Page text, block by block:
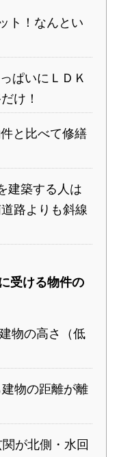
ト！なんとい
ぱいにＬＤＫ
け！
と比べて修繕
建築する人は
路よりも斜線
受ける物件の
物の高さ（低
物の距離が離
が北側・水回